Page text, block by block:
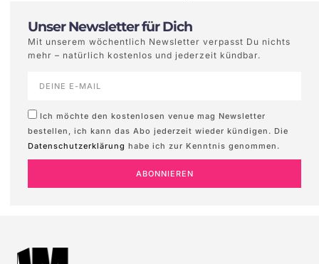
Unser Newsletter für Dich
Mit unserem wöchentlich Newsletter verpasst Du nichts
mehr – natürlich kostenlos und jederzeit kündbar.
Ich möchte den kostenlosen venue mag Newsletter
bestellen, ich kann das Abo jederzeit wieder kündigen. Die
Datenschutzerklärung habe ich zur Kenntnis genommen.
ABONNIEREN